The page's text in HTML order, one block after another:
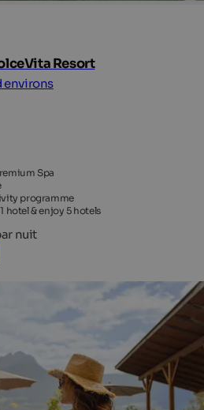
Resort
environs
Spa
programme
hotel & enjoy 5 hotels
nuit